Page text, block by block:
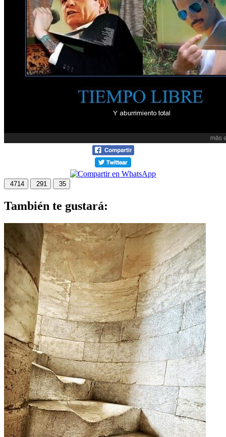
4714 291 35
También te gustará: